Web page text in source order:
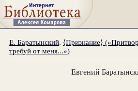
Е. Баратынский. ⟨Признание⟩
требуй от меня...»)
Евгений